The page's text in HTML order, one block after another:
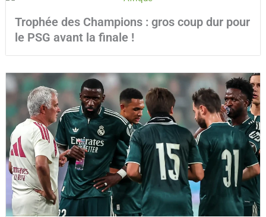
Trophée des Champions : gros coup dur pour
le PSG avant la finale !